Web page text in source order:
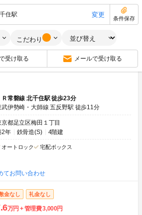
住駅 変更
条件保存
こだわり
受け取る メールで受け取る
ルーム
角部屋 南向き
室状況をお問い合わせ
Ｒ常磐線 北千住駅 徒歩23分
武伊勢崎・大師線 五反野駅 徒歩11分
京都足立区梅田１丁目
2年
鉄骨造(S) 4階建
オートロック 宅配ボックス
てお問い合わせ
金なし 礼金なし
万円 管理費3,000円